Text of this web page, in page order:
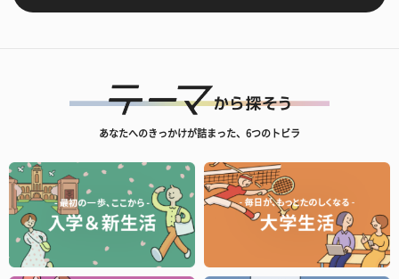
あなたへのきっかけが詰まった、6つのトビラ